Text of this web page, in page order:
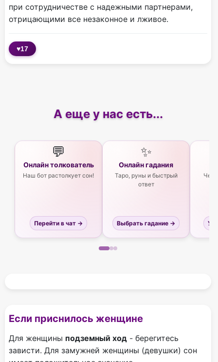
при сотрудничестве с надежными партнерами,
отрицающими все незаконное и лживое.
♥17
А еще у нас есть...
💬
Онлайн толкователь
Наш бот растолкует сон!
Перейти в чат →
✨
Онлайн гадания
Таро, руны и быстрый
ответ
Выбрать гадание →
Если приснилось женщине
Для женщины подземный ход - берегитесь
зависти. Для замужней женщины (девушки) сон